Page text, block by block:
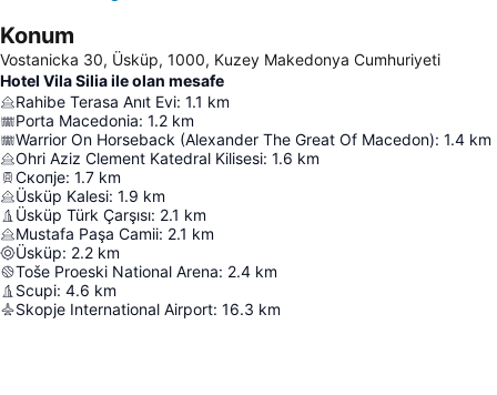
Konum
Vostanicka 30, Üsküp, 1000, Kuzey Makedonya Cumhuriyeti
Hotel Vila Silia ile olan mesafe
Rahibe Terasa Anıt Evi: 1.1 km
Porta Macedonia: 1.2 km
Warrior On Horseback (Alexander The Great Of Macedon): 1.4 km
Ohri Aziz Clement Katedral Kilisesi: 1.6 km
Скопје: 1.7 km
Üsküp Kalesi: 1.9 km
Üsküp Türk Çarşısı: 2.1 km
Mustafa Paşa Camii: 2.1 km
Üsküp: 2.2 km
Toše Proeski National Arena: 2.4 km
Scupi: 4.6 km
Skopje International Airport: 16.3 km